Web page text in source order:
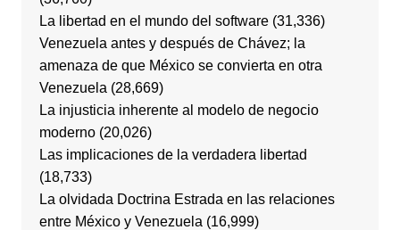
La libertad en el mundo del software (31,336)
Venezuela antes y después de Chávez; la
amenaza de que México se convierta en otra
Venezuela (28,669)
La injusticia inherente al modelo de negocio
moderno (20,026)
Las implicaciones de la verdadera libertad
(18,733)
La olvidada Doctrina Estrada en las relaciones
entre México y Venezuela (16,999)